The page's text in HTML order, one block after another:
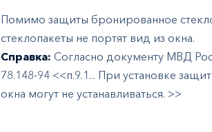
Помимо защиты бронированное
стеклопакеты не портят вид из окна.
Справка: Согласно документу МВД
78.148-94 <<п.9.1... При установке
окна могут не устанавливаться. >>